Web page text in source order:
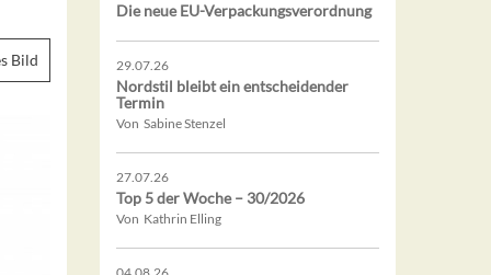
Bild
Die neue EU-Verpackungsverordnung
29.07.26
Nordstil bleibt ein entscheidender
Termin
Von Sabine Stenzel
27.07.26
Top 5 der Woche – 30/2026
Von Kathrin Elling